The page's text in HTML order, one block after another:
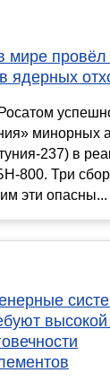
мире провёл
ядерных
минорных
237) в
800. Три
эти опасны...
высокой